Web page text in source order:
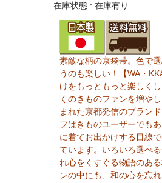
在庫状態 : 在庫有り
素敵な柄の京袋帯。色で
うのも楽しい！【WA・
けをもっともっと楽しく
くのきものファンを増や
まれた京都発信のブラン
フはきものユーザーでも
に着てお出かけする目線
ています。いろいろ選べ
れ心をくすぐる物語のあ
ンの中にも、和の心を忘